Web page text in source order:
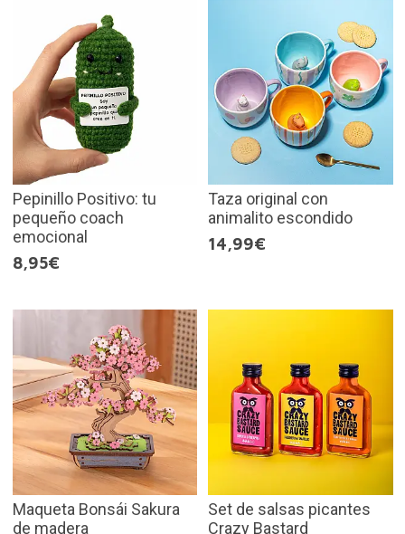
Pepinillo Positivo: tu
pequeño coach
emocional
8,95€
Taza original con
animalito escondido
14,99€
Maqueta Bonsái Sakura
de madera
Set de salsas picantes
Crazy Bastard